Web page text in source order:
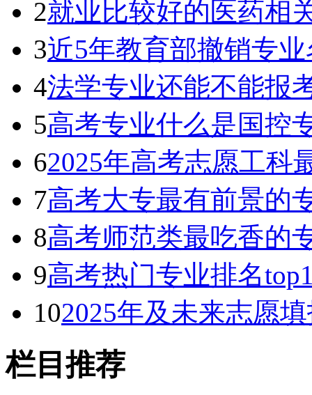
2就业比较好的医药相
3近5年教育部撤销专
4法学专业还能不能报
5高考专业什么是国控
62025年高考志愿工科
7高考大专最有前景的
8高考师范类最吃香的
9高考热门专业排名
102025年及未来志愿
栏目推荐